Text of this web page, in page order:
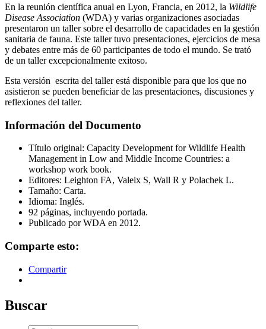
En la reunión científica anual en Lyon, Francia, en 2012, la Wildlife
Disease Association (WDA) y varias organizaciones asociadas
presentaron un taller sobre el desarrollo de capacidades en la gestión
sanitaria de fauna. Este taller tuvo presentaciones, ejercicios de mesa
y debates entre más de 60 participantes de todo el mundo. Se trató
de un taller excepcionalmente exitoso.
Esta versión escrita del taller está disponible para que los que no
asistieron se pueden beneficiar de las presentaciones, discusiones y
reflexiones del taller.
Información del Documento
Título original: Capacity Development for Wildlife Health
Management in Low and Middle Income Countries: a
workshop work book.
Editores: Leighton FA, Valeix S, Wall R y Polachek L.
Tamaño: Carta.
Idioma: Inglés.
92 páginas, incluyendo portada.
Publicado por WDA en 2012.
Comparte esto:
Compartir
Buscar